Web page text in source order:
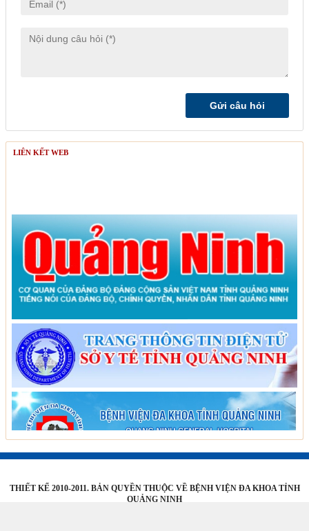
LIÊN KẾT WEB
THIẾT KẾ 2010-2011. BẢN QUYỀN THUỘC VỀ BỆNH VIỆN ĐA KHOA TỈNH
QUẢNG NINH